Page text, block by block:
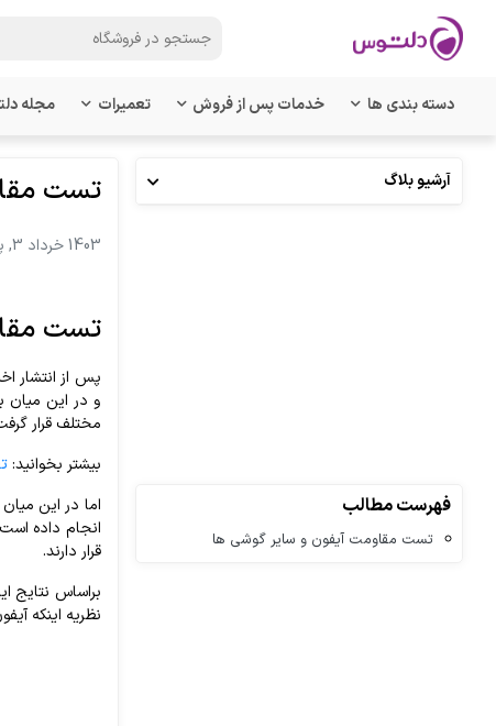
دسته بندی ها خدمات پس از فروش تعمیرات مجله
آرشیو بلاگ
فهرست مطالب
تست مقاومت آیفون و سایر گوشی ها
تست
1403 خرداد 3, پنجشنبه
تست
و در این میان
مختلف قرار
بیشتر بخوانید:
قرار دارند.
نظریه اینکه آیفون ۶ پلاس به راحتی خم میشود را هم